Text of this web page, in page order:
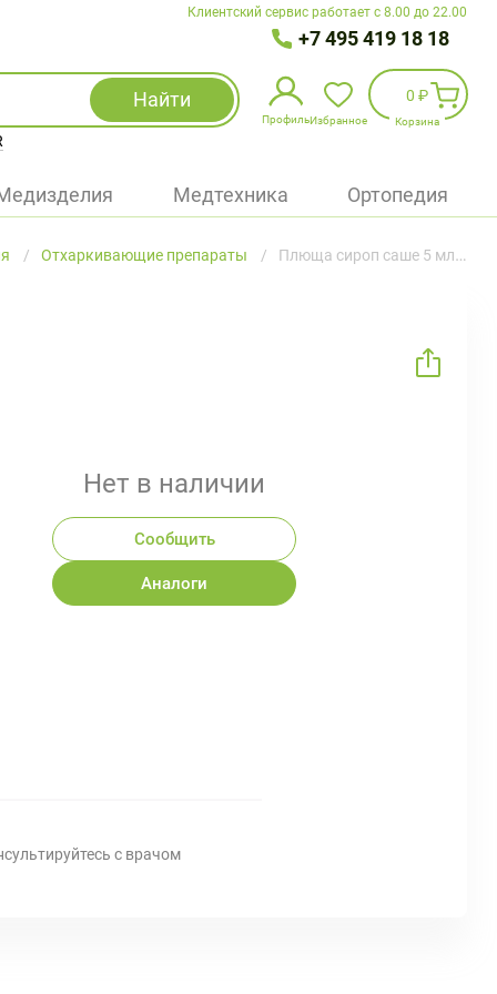
Клиентский сервис работает с 8.00 до 22.00
+7 495 419 18 18
Найти
Профиль
Избранное
Войти
Избранное
0 ₽
Корзина
Медтехника Ортопедия
Отхаркивающие препараты Плюща сироп саше 5 мл №30
Нет в наличии
Сообщить
Аналоги
с врачом